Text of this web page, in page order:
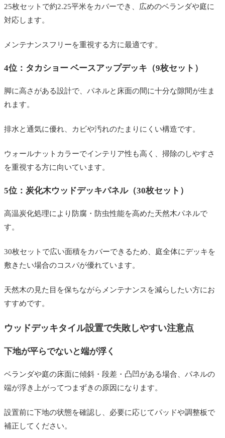
25枚セットで約2.25平米をカバーでき、広めのベランダや庭に
対応します。
メンテナンスフリーを重視する方に最適です。
4位：タカショー ベースアップデッキ（9枚セット）
脚に高さがある設計で、パネルと床面の間に十分な隙間が生ま
れます。
排水と通気に優れ、カビや汚れのたまりにくい構造です。
ウォールナットカラーでインテリア性も高く、掃除のしやすさ
を重視する方に向いています。
5位：炭化木ウッドデッキパネル（30枚セット）
高温炭化処理により防腐・防虫性能を高めた天然木パネルで
す。
30枚セットで広い面積をカバーできるため、庭全体にデッキを
敷きたい場合のコスパが優れています。
天然木の見た目を保ちながらメンテナンスを減らしたい方にお
すすめです。
ウッドデッキタイル設置で失敗しやすい注意点
下地が平らでないと端が浮く
ベランダや庭の床面に傾斜・段差・凸凹がある場合、パネルの
端が浮き上がってつまずきの原因になります。
設置前に下地の状態を確認し、必要に応じてパッドや調整板で
補正してください。